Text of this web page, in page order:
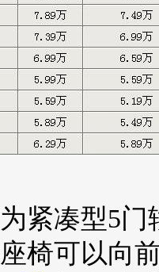
为紧凑型5门
座椅可以向